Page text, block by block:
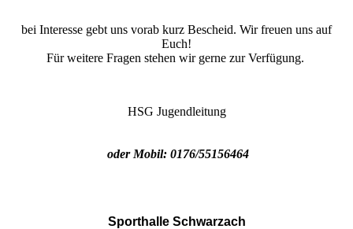
bei Interesse gebt uns vorab kurz Bescheid. Wir freuen uns auf
Euch!
Für weitere Fragen stehen wir gerne zur Verfügung.
HSG Jugendleitung
oder Mobil: 0176/55156464
Sporthalle Schwarzach